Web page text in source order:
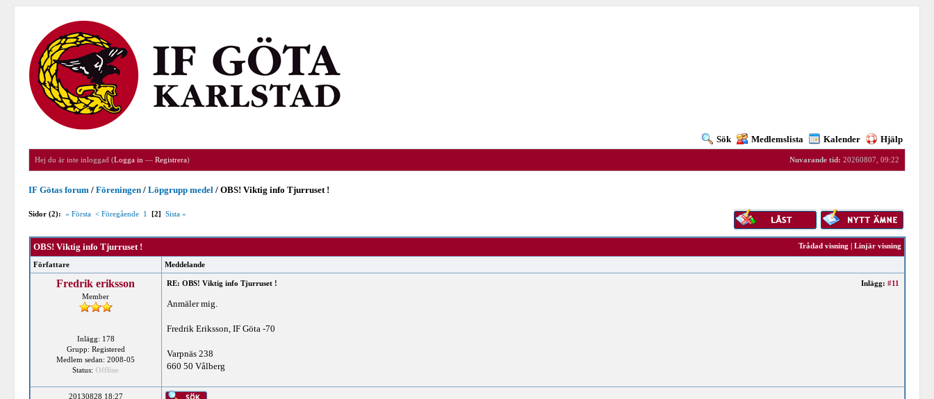
Sök Medlemslista Kalender Hjälp
Nuvarande tid: 20260807, 09:22
Hej du är inte inloggad (Logga in —Registrera)
IF Götas forum /Föreningen /Löpgrupp medel /OBS! Viktig info Tjurruset !
Sidor (2): « Första < Föregående 1 [2] Sista »
Trådad visning | Linjär visning
OBS! Viktig info Tjurruset !
Författare Meddelande
Fredrik eriksson
Member
Inlägg: 178
Grupp: Registered
Medlem sedan: 2008-05
Status: Offline
Inlägg: #11
RE: OBS! Viktig info Tjurruset !
Anmäler mig.
Fredrik Eriksson, IF Göta -70
Varpnäs 238
660 50 Vålberg
20130828 18:27